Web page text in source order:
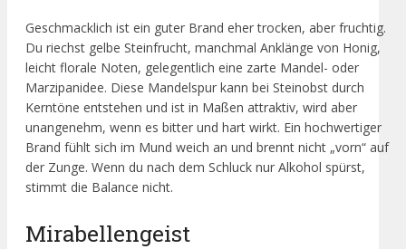
Geschmacklich ist ein guter Brand eher trocken, aber fruchtig.
Du riechst gelbe Steinfrucht, manchmal Anklänge von Honig,
leicht florale Noten, gelegentlich eine zarte Mandel- oder
Marzipanidee. Diese Mandelspur kann bei Steinobst durch
Kerntöne entstehen und ist in Maßen attraktiv, wird aber
unangenehm, wenn es bitter und hart wirkt. Ein hochwertiger
Brand fühlt sich im Mund weich an und brennt nicht „vorn“ auf
der Zunge. Wenn du nach dem Schluck nur Alkohol spürst,
stimmt die Balance nicht.
Mirabellengeist